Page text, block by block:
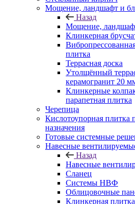
Мощение, ландшафт и
Назад
Мощение,
Клинкерная
плитка
Террасная доска
Утолщённый
керамогранит 20
Клинкерные
парапетная плитка
Черепица
Кислотоупорная
назначения
Готовые системные
Навесные
Назад
Навесные
Сланец
Системы НВФ
Облицовочные
Клинкерная